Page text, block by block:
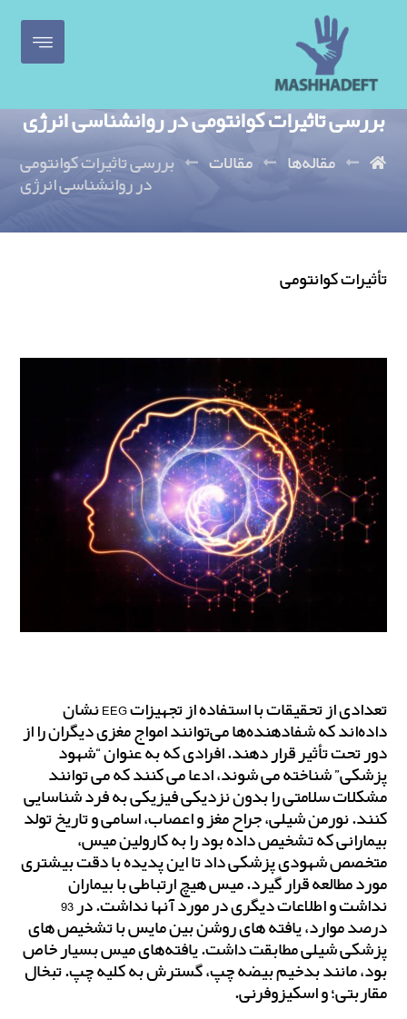
بررسی تاثیرات کوانتومی در روانشناسی انرژی
مقاله‌ها مقالات
بررسی تاثیرات کوانتومی
در روانشناسی انرژی
تأثیرات کوانتومی
تعدادی از تحقیقات با استفاده از تجهیزات EEG نشان
داده‌اند که شفادهنده‌ها می‌توانند امواج مغزی دیگران را از
دور تحت تأثیر قرار دهند. افرادی که به عنوان “شهود
پزشکی” شناخته می شوند، ادعا می کنند که می توانند
مشکلات سلامتی را بدون نزدیکی فیزیکی به فرد شناسایی
کنند. نورمن شیلی، جراح مغز و اعصاب، اسامی و تاریخ تولد
بیمارانی که تشخیص داده بود را به کارولین میس،
متخصص شهودی پزشکی داد تا این پدیده با دقت بیشتری
مورد مطالعه قرار گیرد. میس هیچ ارتباطی با بیماران
نداشت و اطلاعات دیگری در مورد آنها نداشت. در 93
درصد موارد، یافته های روشن بین مایس با تشخیص های
پزشکی شیلی مطابقت داشت. یافته‌های میس بسیار خاص
بود، مانند بدخیم بیضه چپ، گسترش به کلیه چپ. تبخال
مقاربتی؛ و اسکیزوفرنی.